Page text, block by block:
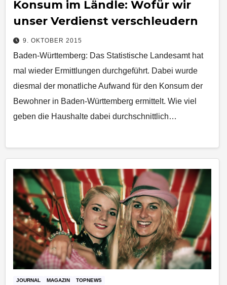
Konsum im Ländle: Wofür wir
unser Verdienst verschleudern
9. OKTOBER 2015
Baden-Württemberg: Das Statistische Landesamt hat
mal wieder Ermittlungen durchgeführt. Dabei wurde
diesmal der monatliche Aufwand für den Konsum der
Bewohner in Baden-Württemberg ermittelt. Wie viel
geben die Haushalte dabei durchschnittlich…
JOURNAL MAGAZIN TOPNEWS